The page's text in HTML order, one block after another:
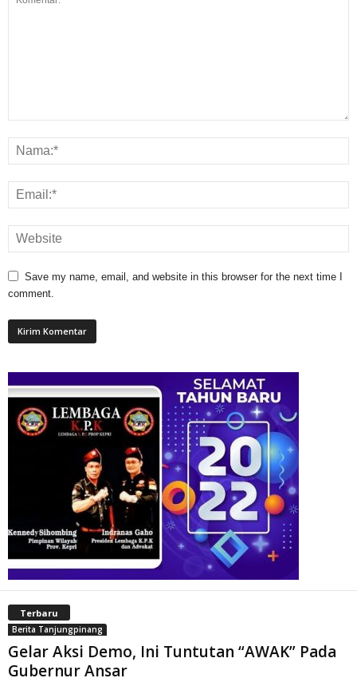
Save my name, email, and website in this browser for the next time I
comment.
Terbaru
Berita Tanjungpinang
Gelar Aksi Demo, Ini Tuntutan “AWAK” Pada
Gubernur Ansar